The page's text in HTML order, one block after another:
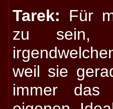
Tarek: Für
zu sein,
weil sie
immer das